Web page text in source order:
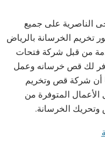
الناصرية على جميع
تخريم الخرسانة بالرياض
من قبل شركة فتحات
لك قص خرسانه وعمل
أن شركة قص وتخريم
المتوفرة من
الخرسانة.